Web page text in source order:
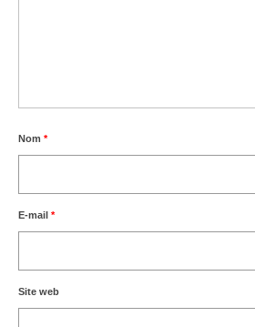
Nom *
E-mail *
Site web